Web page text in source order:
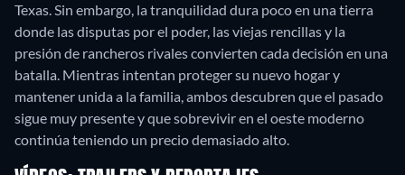
Texas. Sin embargo, la tranquilidad dura poco en una tierra
donde las disputas por el poder, las viejas rencillas y la
presión de rancheros rivales convierten cada decisión en una
batalla. Mientras intentan proteger su nuevo hogar y
mantener unida a la familia, ambos descubren que el pasado
sigue muy presente y que sobrevivir en el oeste moderno
continúa teniendo un precio demasiado alto.